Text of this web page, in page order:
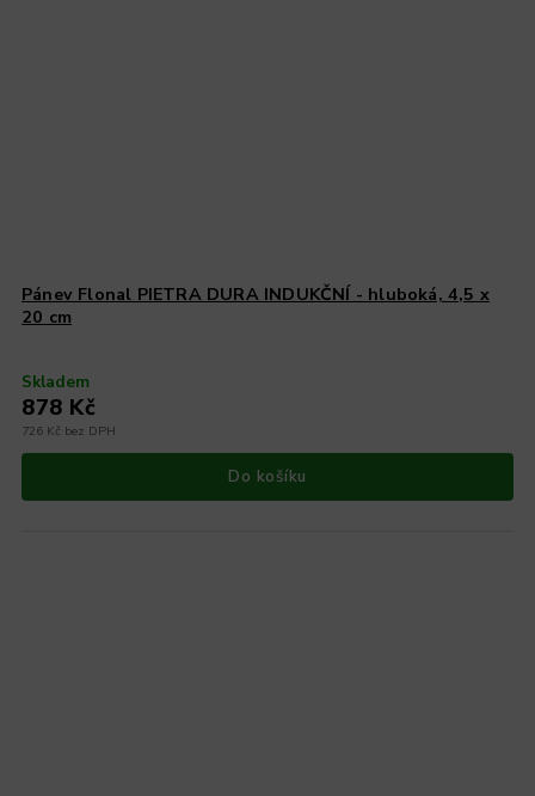
Pánev Flonal PIETRA DURA INDUKČNÍ - hluboká, 4,5 x
20 cm
Skladem
726 Kč bez DPH
878 Kč
Do košíku